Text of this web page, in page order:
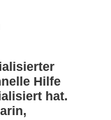
Hilfe
hat.